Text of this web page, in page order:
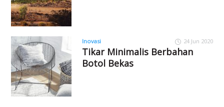
Inovasi 24 Jun 2020
Tikar Minimalis Berbahan
Botol Bekas